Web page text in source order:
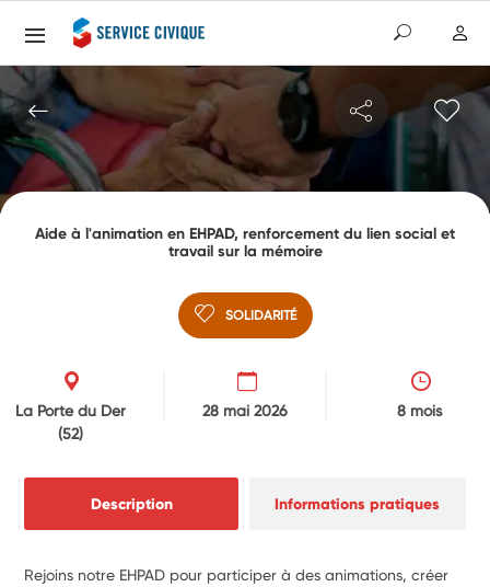
Aide à l'animation en EHPAD, renforcement du lien social et
travail sur la mémoire
SOLIDARITÉ
La Porte du Der
(52)
28 mai 2026 8 mois
Description Informations pratiques
Rejoins notre EHPAD pour participer à des animations, créer